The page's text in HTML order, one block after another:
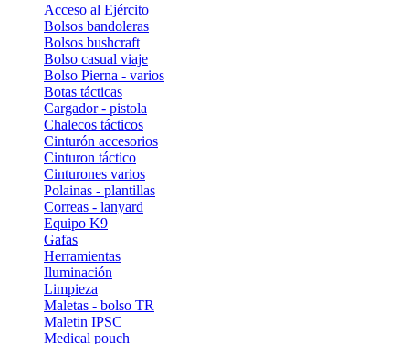
Acceso al Ejército
Bolsos bandoleras
Bolsos bushcraft
Bolso casual viaje
Bolso Pierna - varios
Botas tácticas
Cargador - pistola
Chalecos tácticos
Cinturón accesorios
Cinturon táctico
Cinturones varios
Polainas - plantillas
Correas - lanyard
Equipo K9
Gafas
Herramientas
Iluminación
Limpieza
Maletas - bolso TR
Maletin IPSC
Medical pouch